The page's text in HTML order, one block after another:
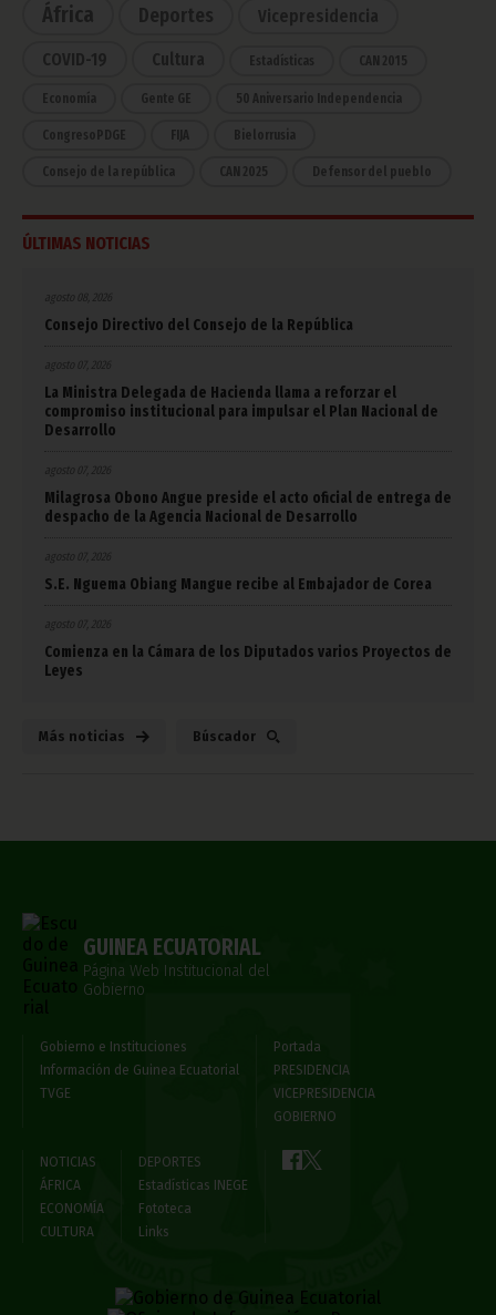
África
Deportes Vicepresidencia
COVID-19 Cultura Estadísticas CAN 2015
Economía Gente GE 50 Aniversario Independencia
CongresoPDGE FIJA Bielorrusia
Consejo de la república CAN 2025 Defensor del pueblo
ÚLTIMAS NOTICIAS
agosto 08, 2026
Consejo Directivo del Consejo de la República
agosto 07, 2026
La Ministra Delegada de Hacienda llama a reforzar el
compromiso institucional para impulsar el Plan Nacional de
Desarrollo
agosto 07, 2026
Milagrosa Obono Angue preside el acto oficial de entrega de
despacho de la Agencia Nacional de Desarrollo
agosto 07, 2026
S.E. Nguema Obiang Mangue recibe al Embajador de Corea
agosto 07, 2026
Comienza en la Cámara de los Diputados varios Proyectos de
Leyes
Más noticias Búscador
GUINEA ECUATORIAL
Página Web Institucional del
Gobierno
Gobierno e Instituciones
Información de Guinea Ecuatorial
TVGE
Portada
PRESIDENCIA
VICEPRESIDENCIA
GOBIERNO
NOTICIAS
ÁFRICA
ECONOMÍA
CULTURA
DEPORTES
Estadísticas INEGE
Fototeca
Links